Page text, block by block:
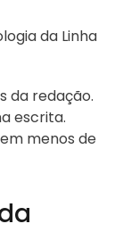
da Linha
da redação.
escrita.
menos de